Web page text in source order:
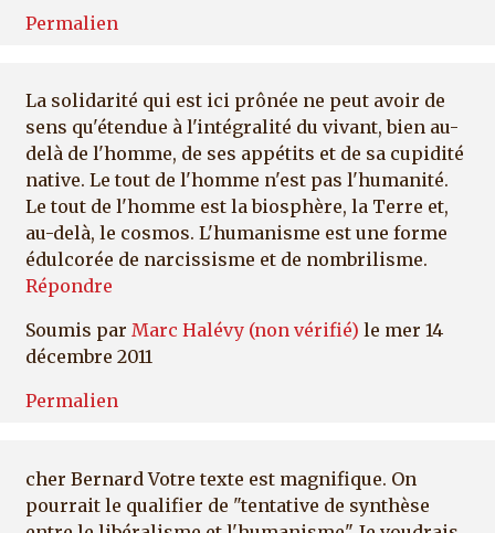
Permalien
La solidarité qui est ici prônée ne peut avoir de
sens qu'étendue à l'intégralité du vivant, bien au-
delà de l'homme, de ses appétits et de sa cupidité
native. Le tout de l'homme n'est pas l'humanité.
Le tout de l'homme est la biosphère, la Terre et,
au-delà, le cosmos. L'humanisme est une forme
édulcorée de narcissisme et de nombrilisme.
Répondre
Soumis par Marc Halévy (non vérifié) le mer 14
décembre 2011
Permalien
cher Bernard Votre texte est magnifique. On
pourrait le qualifier de "tentative de synthèse